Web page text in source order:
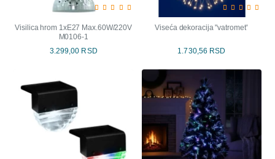
Visilica hrom 1xE27 Max.60W/220V
M0106-1
3.299,00 RSD
Viseća dekoracija "vatromet"
1.730,56 RSD